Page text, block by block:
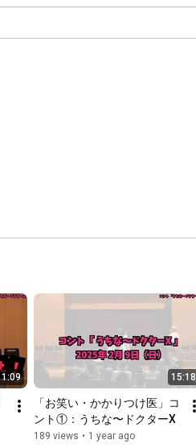
1:09 15:18
「お笑い・かかりつけ医」コ
ント①：うちな〜ドクターX
189 views • 1 year ago